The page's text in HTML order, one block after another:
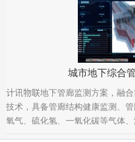
城市地下综合
计讯物联地下管廊监测方案，融
技术，具备管廊结构健康监测、
氧气、硫化氢、一氧化碳等气体